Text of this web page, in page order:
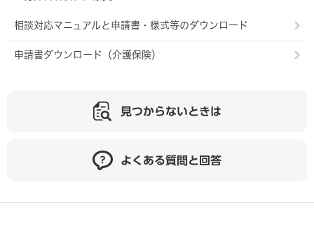
相談対応マニュアルと申請書・様式等のダウンロード
申請書ダウンロード（介護保険）
見つからないときは
よくある質問と回答